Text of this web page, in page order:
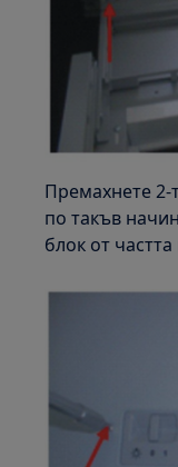
Премахнете 2-
по такъв
блок от